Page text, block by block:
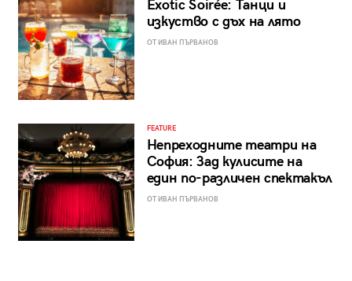
Exotic Soirée: Танци и
изкуство с дъх на лято
ОТ ИВАН ПЪРВАНОВ
FEATURE
Непреходните театри на
София: Зад кулисите на
един по-различен спектакъл
ОТ ИВАН ПЪРВАНОВ